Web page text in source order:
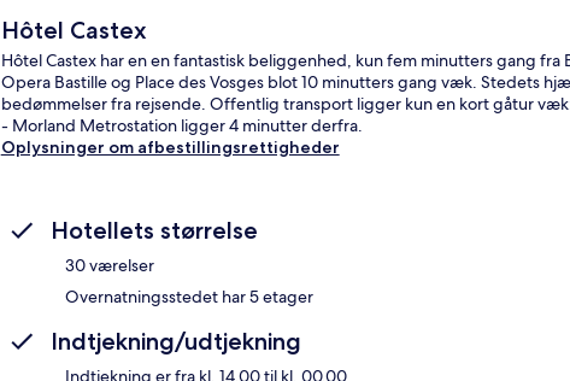
Hôtel Castex
Hôtel Castex har en en fantastisk beliggenhed, kun fem minutters gang
Opera Bastille og Place des Vosges blot 10 minutters gang væk. Stedets
bedømmelser fra rejsende. Offentlig transport ligger kun en kort gåtur
- Morland Metrostation ligger 4 minutter derfra.
Oplysninger om afbestillingsrettigheder
Hotellets størrelse
30 værelser
Overnatningsstedet har 5 etager
Indtjekning/udtjekning
Indtjekning er fra kl. 14.00 til kl. 00.00